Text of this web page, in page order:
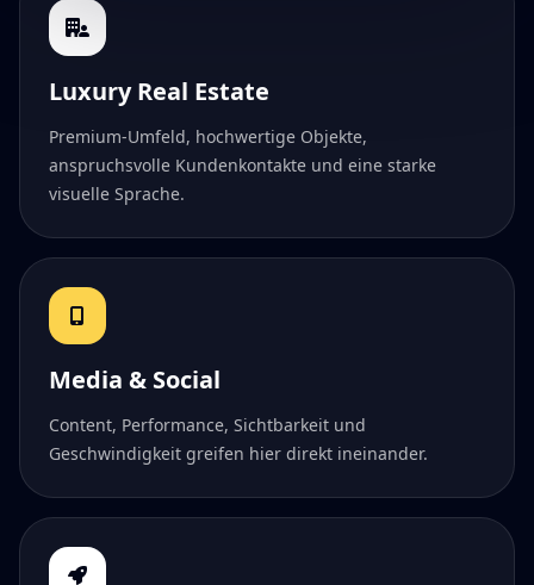
Luxury Real Estate
Premium-Umfeld, hochwertige Objekte,
anspruchsvolle Kundenkontakte und eine starke
visuelle Sprache.
Media & Social
Content, Performance, Sichtbarkeit und
Geschwindigkeit greifen hier direkt ineinander.